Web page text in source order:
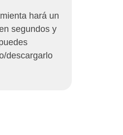
hará un
segundos y
descargarlo